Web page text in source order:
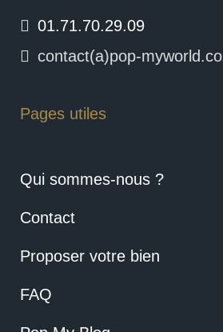
01.71.70.29.09
contact(a)pop-
Pages utiles
Qui sommes-nous ?
Contact
Proposer votre bien
FAQ